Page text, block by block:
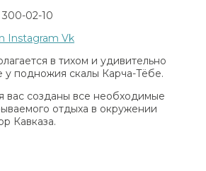
02-10
Instagram Vk
в тихом и удивительно
подножия скалы Карча-Тёбе.
вас созданы все необходимые
отдыха в окружении
Кавказа.